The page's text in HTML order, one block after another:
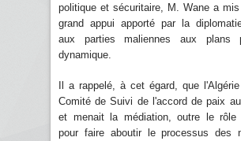
politique et sécuritaire, M. Wane a
grand appui apporté par la
aux parties maliennes aux plans
dynamique.
Il a rappelé, à cet égard, que
Comité de Suivi de l'accord de paix
et menait la médiation, outre le rôle
pour faire aboutir le processus des